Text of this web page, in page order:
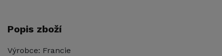
Popis zboží
Výrobce: Francie